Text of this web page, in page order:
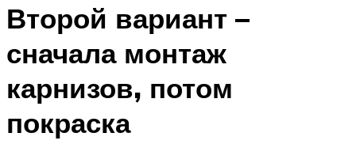
Второй вариант –
сначала монтаж
карнизов, потом
покраска